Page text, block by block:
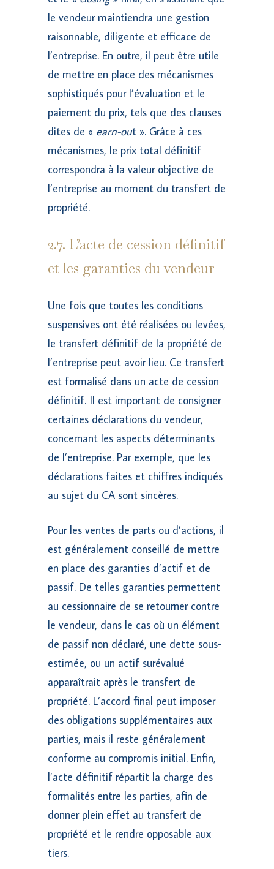
le vendeur maintiendra une gestion
raisonnable, diligente et efficace de
l’entreprise. En outre, il peut être utile
de mettre en place des mécanismes
sophistiqués pour l’évaluation et le
paiement du prix, tels que des clauses
dites de « earn-out ». Grâce à ces
mécanismes, le prix total définitif
correspondra à la valeur objective de
l’entreprise au moment du transfert de
propriété.
2.7. L’acte de cession définitif
et les garanties du vendeur
Une fois que toutes les conditions
suspensives ont été réalisées ou levées,
le transfert définitif de la propriété de
l’entreprise peut avoir lieu. Ce transfert
est formalisé dans un acte de cession
définitif. Il est important de consigner
certaines déclarations du vendeur,
concernant les aspects déterminants
de l’entreprise. Par exemple, que les
déclarations faites et chiffres indiqués
au sujet du CA sont sincères.
Pour les ventes de parts ou d’actions, il
est généralement conseillé de mettre
en place des garanties d’actif et de
passif. De telles garanties permettent
au cessionnaire de se retourner contre
le vendeur, dans le cas où un élément
de passif non déclaré, une dette sous-
estimée, ou un actif surévalué
apparaîtrait après le transfert de
propriété. L’accord final peut imposer
des obligations supplémentaires aux
parties, mais il reste généralement
conforme au compromis initial. Enfin,
l’acte définitif répartit la charge des
formalités entre les parties, afin de
donner plein effet au transfert de
propriété et le rendre opposable aux
tiers.